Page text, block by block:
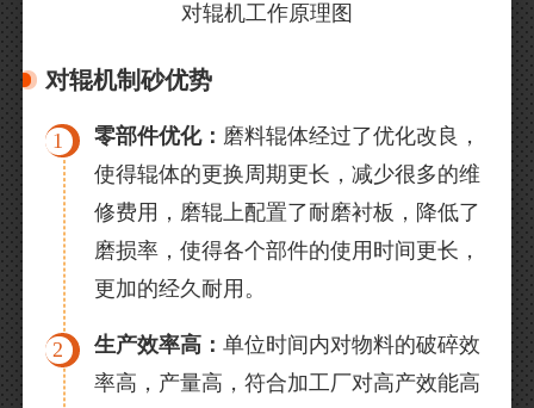
对辊机工作原理图
对辊机制砂优势
1 零部件优化： 磨料辊体经过了优化改良，
使得辊体的更换周期更长，减少很多的维
修费用，磨辊上配置了耐磨衬板，降低了
磨损率，使得各个部件的使用时间更长，
更加的经久耐用。
2 生产效率高： 单位时间内对物料的破碎效
率高，产量高，符合加工厂对高产效能高